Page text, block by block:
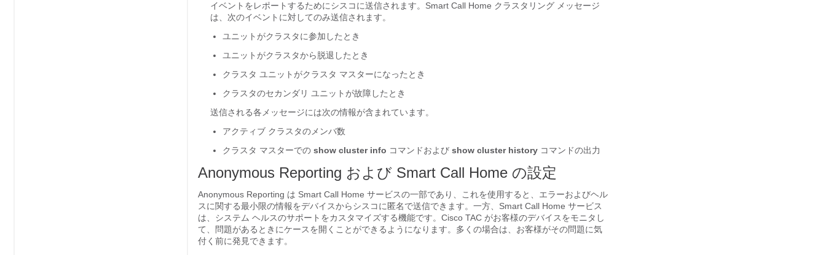
イベントをレポートするためにシスコに送信されます。Smart Call Home クラスタリング メッセージ
は、次のイベントに対してのみ送信されます。
ユニットがクラスタに参加したとき
ユニットがクラスタから脱退したとき
クラスタ ユニットがクラスタ マスターになったとき
クラスタのセカンダリ ユニットが故障したとき
送信される各メッセージには次の情報が含まれています。
アクティブ クラスタのメンバ数
クラスタ マスターでの show cluster info コマンドおよび show cluster history コマンドの出力
Anonymous Reporting および Smart Call Home の設定
Anonymous Reporting は Smart Call Home サービスの一部であり、これを使用すると、エラーおよびヘル
スに関する最小限の情報をデバイスからシスコに匿名で送信できます。一方、Smart Call Home サービス
は、システム ヘルスのサポートをカスタマイズする機能です。Cisco TAC がお客様のデバイスをモニタし
て、問題があるときにケースを開くことができるようになります。多くの場合は、お客様がその問題に気
付く前に発見できます。